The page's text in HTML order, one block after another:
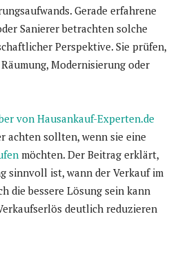
Gerade erfahrene
Sanierer betrachten solche
Perspektive. Sie prüfen,
Modernisierung oder
von Hausankauf-Experten.de
achten sollten, wenn sie eine
möchten. Der Beitrag erklärt,
sinnvoll ist, wann der Verkauf im
die bessere Lösung sein kann
deutlich reduzieren